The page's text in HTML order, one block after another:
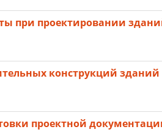
при проектировании
конструкций
проектной